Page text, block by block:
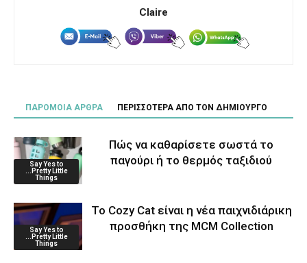
Claire
ΠΑΡΟΜΟΙΑ ΑΡΘΡΑ ΠΕΡΙΣΣΟΤΕΡΑ ΑΠΟ ΤΟΝ ΔΗΜΙΟΥΡΓΟ
Say Yes to
...Pretty Little
Things
Πώς να καθαρίσετε σωστά το
παγούρι ή το θερμός ταξιδιού
Say Yes to
...Pretty Little
Things
Το Cozy Cat είναι η νέα παιχνιδιάρικη
προσθήκη της MCM Collection